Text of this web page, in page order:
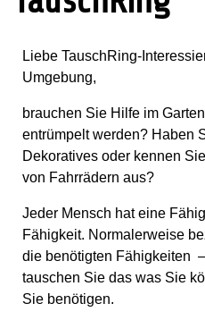
Liebe TauschRing-
Umgebung,
brauchen Sie Hilfe im
entrümpelt werden? Haben
Dekoratives oder kennen
von Fahrrädern aus?
Jeder Mensch hat eine
Fähigkeit. Normalerweise
die benötigten Fähigkeiten
tauschen Sie das was Sie
Sie benötigen.